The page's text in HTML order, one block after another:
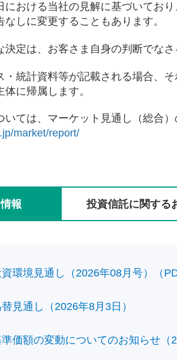
における当社の見解に基づいてお
しに変更することもあります。
定は、お客さま自身の判断でなさ
・統計資料等が記載される場合、
に帰属します。
ては、マーケット見通し（総合）
market/report/
情報 投資信託に関する
環境見通し（2026年08月号）（
見通し（2026年8月3日）
価額の変動についてのお知らせ（